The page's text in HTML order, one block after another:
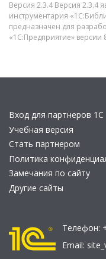
Версия 2.3.4 Версия 2.3.4
инструментария
предназначен для
«1С:Предприятие» версии
Вход для партнеров 1С
Учебная версия
Стать партнером
Политика
Замечания по сайту
Другие сайты
Телефон:
Email: